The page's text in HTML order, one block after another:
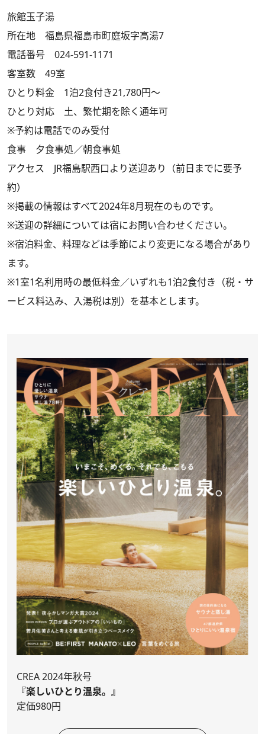
旅館玉子湯
所在地 福島県福島市町庭坂字高湯7
電話番号 024-591-1171
客室数 49室
ひとり料金 1泊2食付き21,780円～
ひとり対応 土、繁忙期を除く通年可
※予約は電話でのみ受付
食事 夕食事処／朝食事処
アクセス JR福島駅西口より送迎あり（前日までに要予
約）
※掲載の情報はすべて2024年8月現在のものです。
※送迎の詳細については宿にお問い合わせください。
※宿泊料金、料理などは季節により変更になる場合があり
ます。
※1室1名利用時の最低料金／いずれも1泊2食付き（税・サ
ービス料込み、入湯税は別）を基本とします。
CREA 2024年秋号
『楽しいひとり温泉。』
定価980円